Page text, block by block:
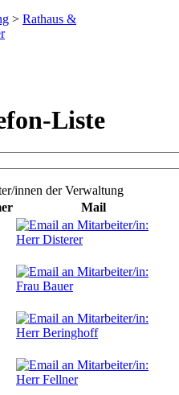
> Rathaus &
Liste
innen der Verwaltung
Mail